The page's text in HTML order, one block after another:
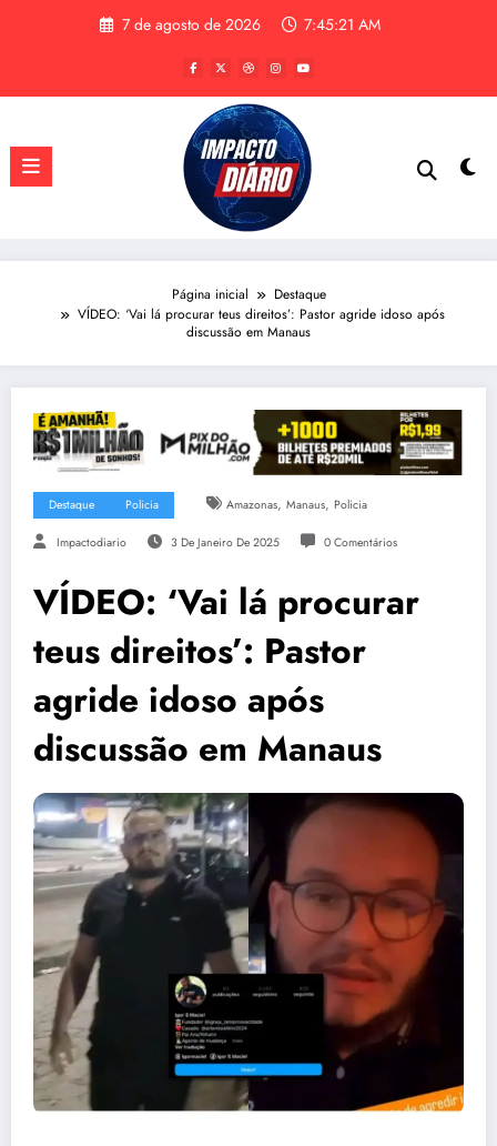
7 de agosto de 2026 7:45:22 AM
Página inicial
Destaque
VÍDEO: ‘Vai lá procurar teus direitos’: Pastor agride idoso após
discussão em Manaus
Destaque Policia Amazonas, Manaus, Policia
Impactodiario 3 De Janeiro De 2025 0 Comentários
VÍDEO: ‘Vai lá procurar
teus direitos’: Pastor
agride idoso após
discussão em Manaus